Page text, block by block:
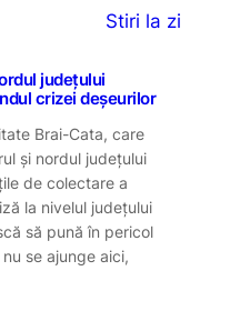
Stiri la zi
județului
crizei deșeurilor
Brai-Cata, care
și nordul județului
de colectare a
la nivelul județului
să pună în pericol
se ajunge aici,